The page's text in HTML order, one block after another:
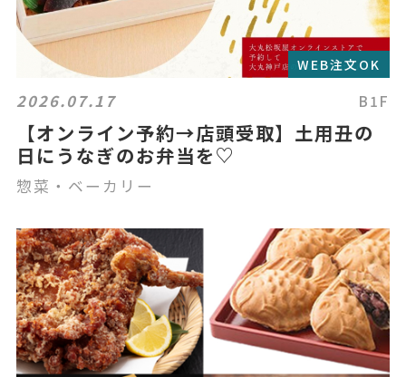
WEB注文OK
2026.07.17 B1F
【オンライン予約→店頭受取】土用丑の
日にうなぎのお弁当を♡
惣菜・ベーカリー